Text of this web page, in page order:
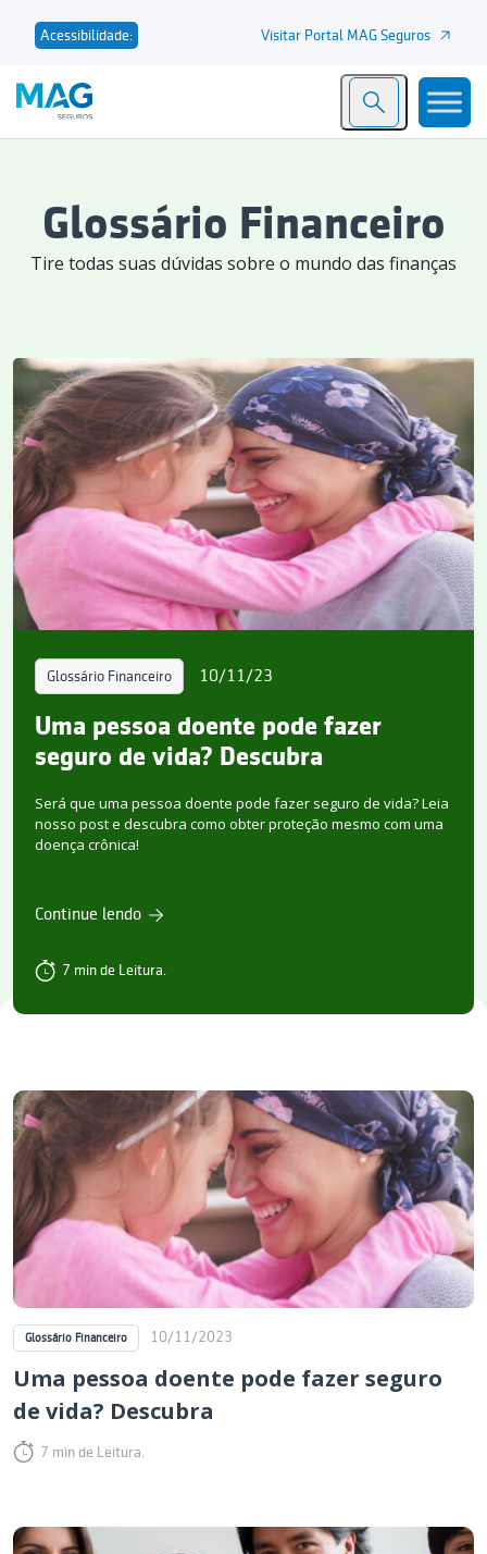
Acessibilidade: Visitar Portal MAG Seguros
Glossário Financeiro
Tire todas suas dúvidas sobre o mundo das finanças
Glossário Financeiro 10/11/23
Uma pessoa doente pode fazer
seguro de vida? Descubra
Será que uma pessoa doente pode fazer seguro de vida? Leia
nosso post e descubra como obter proteção mesmo com uma
doença crônica!
Continue lendo
7 min de Leitura.
Glossário Financeiro 10/11/2023
Uma pessoa doente pode fazer seguro
de vida? Descubra
7 min de Leitura.